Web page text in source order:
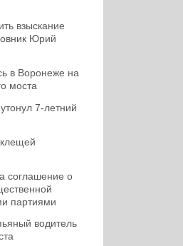
взыскание
Юрий
в Воронеже на
моста
7-летний
соглашение о
партиями
водитель